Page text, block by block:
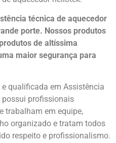
técnica de aquecedor
porte. Nossos produtos
de altíssima
maior segurança para
qualificada em Assistência
possui profissionais
trabalham em equipe,
organizado e tratam todos
respeito e profissionalismo.